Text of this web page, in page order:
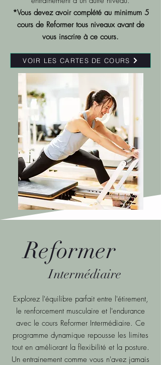
*Vous devez avoir complété au minimum 5
cours de Reformer tous niveaux avant de
vous inscrire à ce cours.
VOIR LES CARTES DE COURS
Reformer
Intermédiaire
Explorez l'équilibre parfait entre l'étirement,
le renforcement musculaire et l'endurance
avec le cours Reformer Intermédiaire. Ce
programme dynamique repousse les limites
tout en améliorant la flexibilité et la posture.
Un entrainement comme vous n'avez jamais